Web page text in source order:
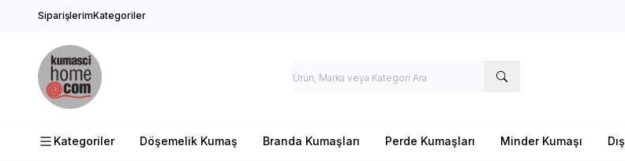
SiparişlerimKategoriler
Kategoriler Döşemelik Kumaş Branda Kumaşları Perde Kumaşları Minder Kumaşı